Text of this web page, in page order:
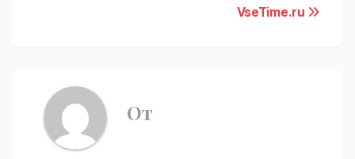
VseTime.ru
От